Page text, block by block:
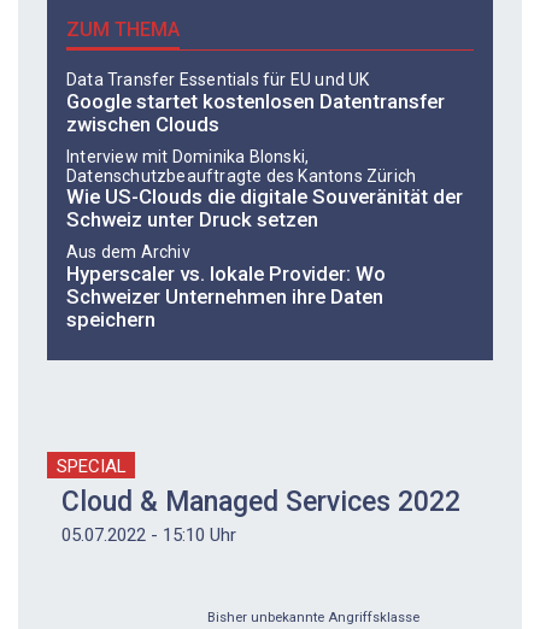
ZUM THEMA
Data Transfer Essentials für EU und UK
Google startet kostenlosen Datentransfer
zwischen Clouds
Interview mit Do­mi­ni­ka Blon­ski,
Datenschutzbeauftragte des Kantons Zürich
Wie US-Clouds die digitale Souveränität der
Schweiz unter Druck setzen
Aus dem Archiv
Hyperscaler vs. lokale Provider: Wo
Schweizer Unternehmen ihre Daten
speichern
SPECIAL
Cloud & Managed Services 2022
05.07.2022 - 15:10 Uhr
Bisher unbekannte Angriffsklasse